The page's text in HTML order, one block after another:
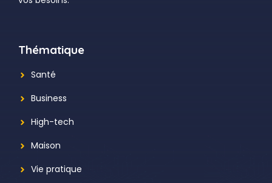
Thématique
Santé
Business
High-tech
Maison
Vie pratique